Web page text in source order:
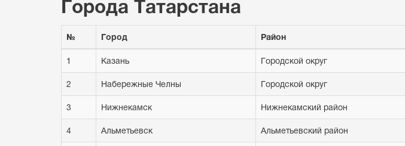
Города Татарстана
№ Город Район
1 Казань Городской округ
2 Набережные Челны Городской округ
3 Нижнекамск Нижнекамский район
4 Альметьевск Альметьевский район